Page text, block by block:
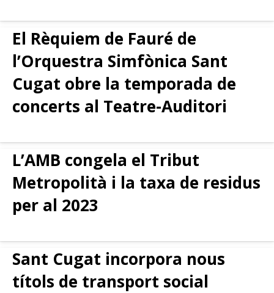
El Rèquiem de Fauré de
l’Orquestra Simfònica Sant
Cugat obre la temporada de
concerts al Teatre-Auditori
L’AMB congela el Tribut
Metropolità i la taxa de residus
per al 2023
Sant Cugat incorpora nous
títols de transport social